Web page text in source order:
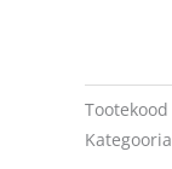
Tootekood
Kategooria